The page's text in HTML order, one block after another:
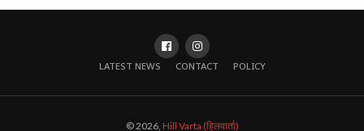
LATEST NEWS CONTACT POLICY
© 2026, Hill Varta (हिलवार्ता)